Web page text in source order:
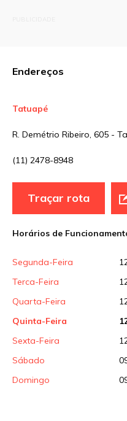
Endereços
Tatuapé
R. Demétrio Ribeiro, 605 -
(11) 2478-8948
Traçar rota
Horários de
Segunda-Feira
Terca-Feira
Quarta-Feira
Quinta-Feira
Sexta-Feira
Sábado
Domingo